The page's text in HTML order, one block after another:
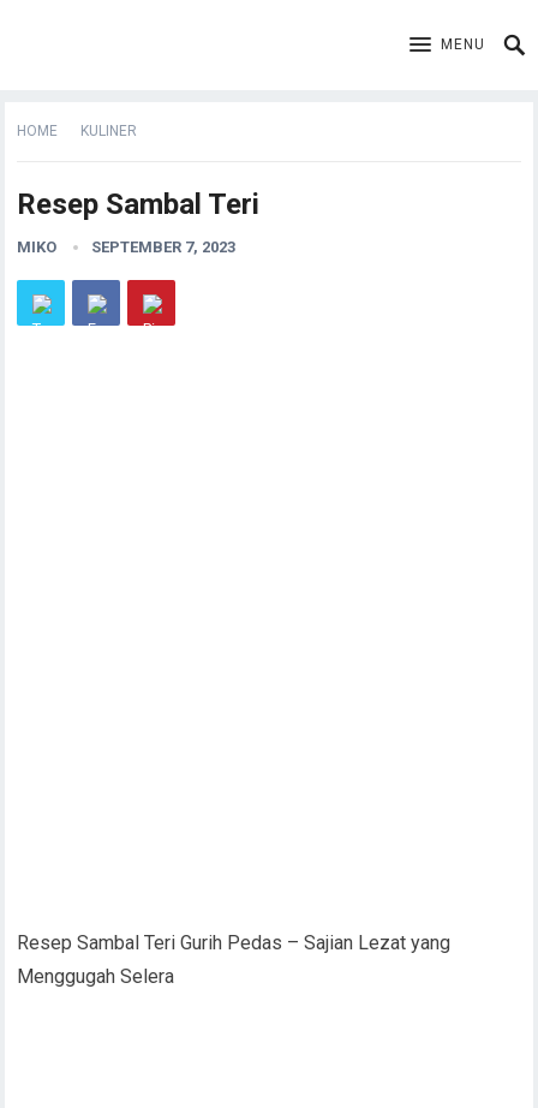
MENU
HOME KULINER
Resep Sambal Teri
MIKO SEPTEMBER 7, 2023
Resep Sambal Teri Gurih Pedas – Sajian Lezat yang
Menggugah Selera